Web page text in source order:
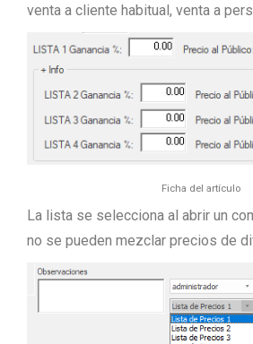
venta a cliente habitual, venta a
Ficha del artículo
La lista se selecciona al abrir un
no se pueden mezclar precios de